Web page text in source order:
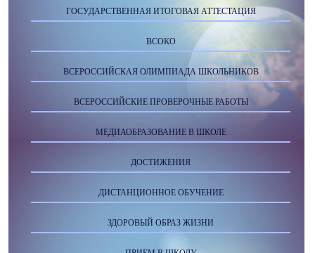
ГОСУДАРСТВЕННАЯ ИТОГОВАЯ АТТЕСТАЦИЯ
ВСОКО
ВСЕРОССИЙСКАЯ ОЛИМПИАДА ШКОЛЬНИКОВ
ВСЕРОССИЙСКИЕ ПРОВЕРОЧНЫЕ РАБОТЫ
МЕДИАОБРАЗОВАНИЕ В ШКОЛЕ
ДОСТИЖЕНИЯ
ДИСТАНЦИОННОЕ ОБУЧЕНИЕ
ЗДОРОВЫЙ ОБРАЗ ЖИЗНИ